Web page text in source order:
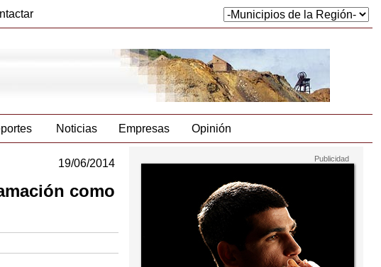
Noticias Empresas Opinión
19/06/2014
como